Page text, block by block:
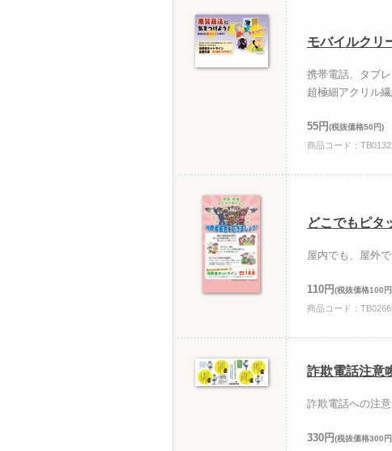
モバイルクリ
携帯電話、タブ
超極細アクリル
55円(税抜価格50円)
商品コード：
どこでもピタ
屋内でも、屋外
110円(税抜価格100
商品コード：
詐欺電話注意
詐欺電話への注
330円(税抜価格300